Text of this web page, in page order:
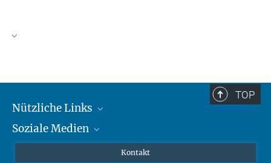
TOP
Nützliche Links
MMG Alumni Corner
Soziale Medien
Kontakt